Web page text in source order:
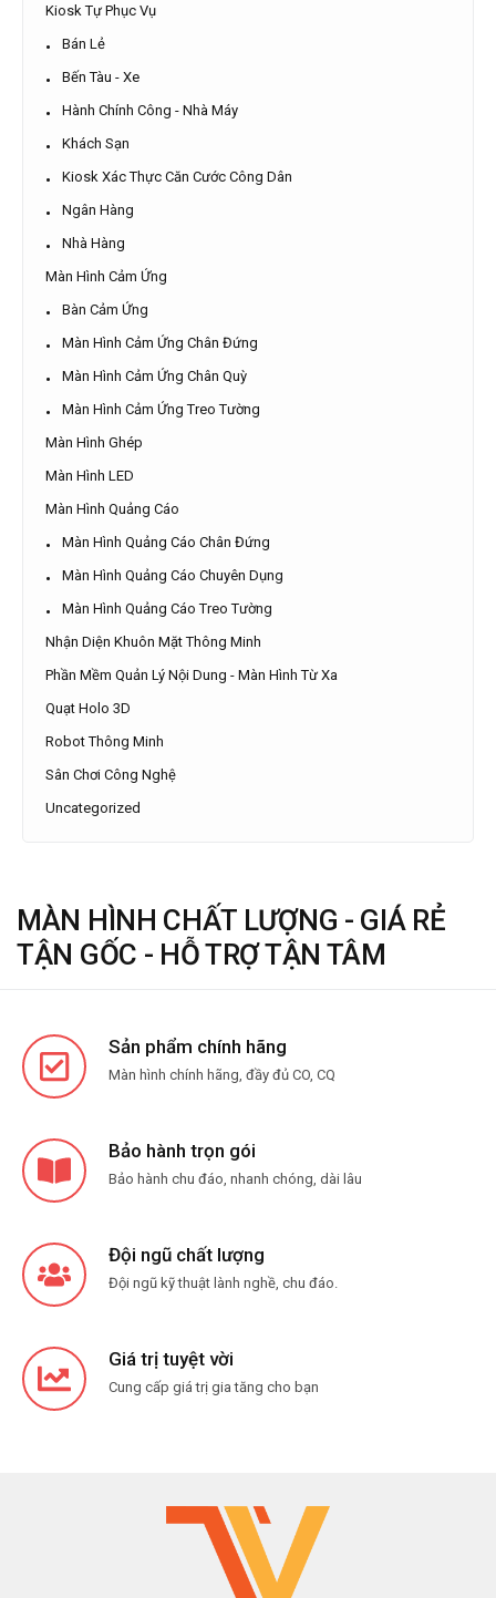
Kiosk Tự Phục Vụ
Bán Lẻ
Bến Tàu - Xe
Hành Chính Công - Nhà Máy
Khách Sạn
Kiosk Xác Thực Căn Cước Công Dân
Ngân Hàng
Nhà Hàng
Màn Hình Cảm Ứng
Bàn Cảm Ứng
Màn Hình Cảm Ứng Chân Đứng
Màn Hình Cảm Ứng Chân Quỳ
Màn Hình Cảm Ứng Treo Tường
Màn Hình Ghép
Màn Hình LED
Màn Hình Quảng Cáo
Màn Hình Quảng Cáo Chân Đứng
Màn Hình Quảng Cáo Chuyên Dụng
Màn Hình Quảng Cáo Treo Tường
Nhận Diện Khuôn Mặt Thông Minh
Phần Mềm Quản Lý Nội Dung - Màn Hình Từ Xa
Quạt Holo 3D
Robot Thông Minh
Sân Chơi Công Nghệ
Uncategorized
MÀN HÌNH CHẤT LƯỢNG - GIÁ RẺ
TẬN GỐC - HỖ TRỢ TẬN TÂM
Sản phẩm chính hãng
Màn hình chính hãng, đầy đủ CO, CQ
Bảo hành trọn gói
Bảo hành chu đáo, nhanh chóng, dài lâu
Đội ngũ chất lượng
Đội ngũ kỹ thuật lành nghề, chu đáo.
Giá trị tuyệt vời
Cung cấp giá trị gia tăng cho bạn